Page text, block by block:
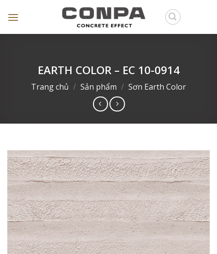
EARTH COLOR – EC 10-0914
Trang chủ / Sản phẩm / Sơn Earth Color